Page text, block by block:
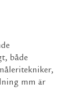
både
mm är